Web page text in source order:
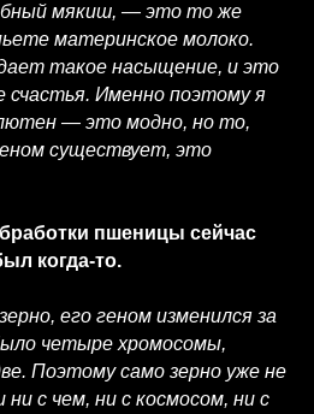
мякиш, — это то же
материнское молоко.
такое насыщение, и это
счастья. Именно поэтому я
— это модно, но то,
существует, это
пшеницы сейчас
когда-то.
его геном изменился за
четыре хромосомы,
Поэтому само зерно уже не
с чем, ни с космосом, ни с